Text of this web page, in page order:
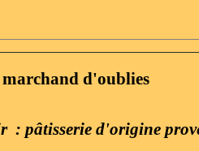
d'oublies
: pâtisserie d'origine